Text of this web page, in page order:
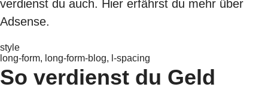
verdienst du auch. Hier erfährst du mehr über
Adsense.
style
long-form, long-form-blog, l-spacing
So verdienst du Geld